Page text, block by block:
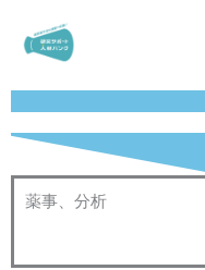
ス
キ
ッ
薬事、分析